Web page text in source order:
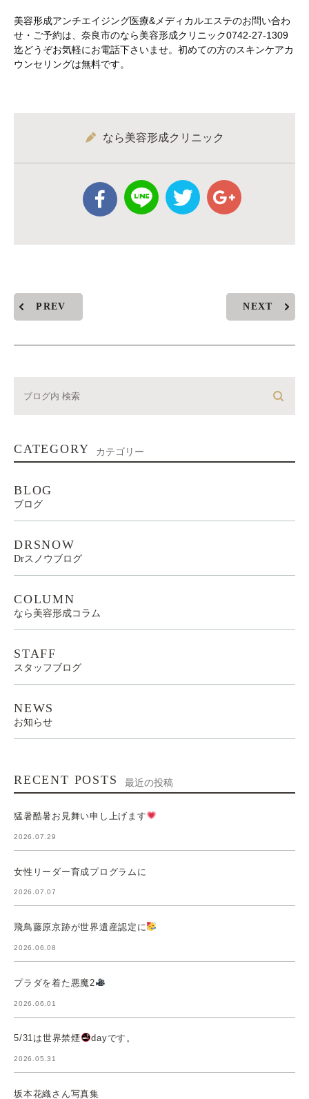
美容形成アンチエイジング医療&メディカルエステのお問い合わ
せ・ご予約は、奈良市のなら美容形成クリニック0742-27-1309
迄どうぞお気軽にお電話下さいませ。初めての方のスキンケアカ
ウンセリングは無料です。
なら美容形成クリニック
PREV NEXT
CATEGORY カテゴリー
BLOG
ブログ
DRSNOW
Drスノウブログ
COLUMN
なら美容形成コラム
STAFF
スタッフブログ
NEWS
お知らせ
RECENT POSTS 最近の投稿
猛暑酷暑お見舞い申し上げます
2026.07.29
女性リーダー育成プログラムに
2026.07.07
飛鳥藤原京跡が世界遺産認定に
2026.06.08
プラダを着た悪魔2
2026.06.01
5/31は世界禁煙 dayです。
2026.05.31
坂本花織さん写真集